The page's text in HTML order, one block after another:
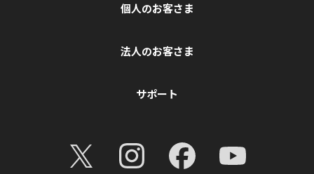
個人のお客さま
法人のお客さま
サポート